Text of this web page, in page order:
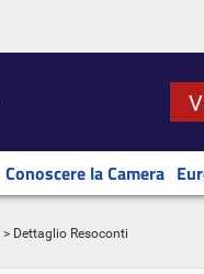
Conoscere la Camera
> Dettaglio Resoconti